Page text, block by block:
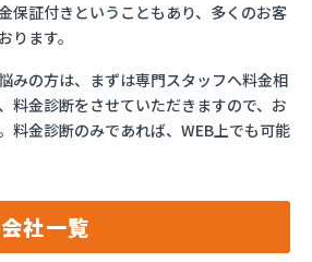
保証付きということもあり、多くのお客
ります。
みの方は、まずは専門スタッフへ料金相
料金診断をさせていただきますので、お
料金診断のみであれば、WEB上でも可能
社一覧